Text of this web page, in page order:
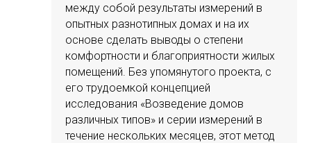
между собой результаты измерений в
опытных разнотипных домах и на их
основе сделать выводы о степени
комфортности и благоприятности жилых
помещений. Без упомянутого проекта, с
его трудоемкой концепцией
исследования «Возведение домов
различных типов» и серии измерений в
течение нескольких месяцев, этот метод